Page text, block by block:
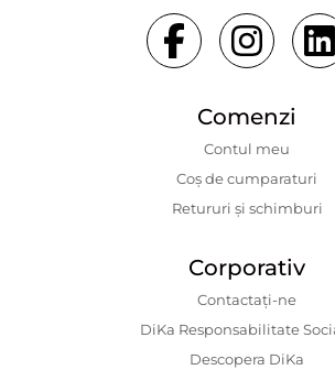
Comenzi
Contul meu
Coș de cumparaturi
Retururi și schimburi
Corporativ
Contactaţi-ne
DiKa Responsabilitate
Descopera DiKa